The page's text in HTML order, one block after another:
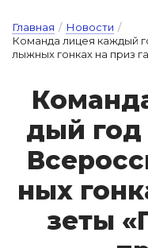
Главная / Новости /
Команда лицея каждый
лыжных гонках на приз
дый год
ных
зе­ты